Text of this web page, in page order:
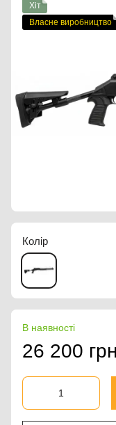
Хіт
Власне виробництво
Колір
В наявності
26 200 грн